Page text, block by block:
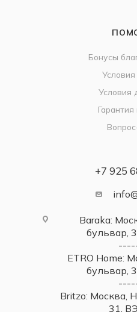
Бонусы
Условия
+7 925
Baraka:
бульвар,
ETRO Home:
бульвар,
Britzo: Москва,
31,